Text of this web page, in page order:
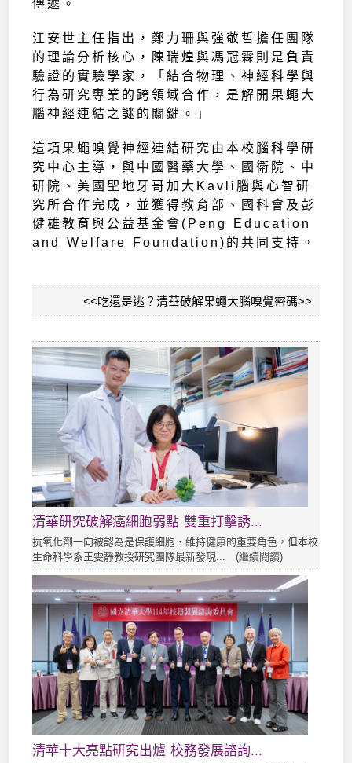
傳遞。
江安世主任指出，鄭力珊與強敬哲擔任團隊
的理論分析核心，陳瑞煌與馮冠霖則是負責
驗證的實驗學家，「結合物理、神經科學與
行為研究專業的跨領域合作，是解開果蠅大
腦神經連結之謎的關鍵。」
這項果蠅嗅覺神經連結研究由本校腦科學研
究中心主導，與中國醫藥大學、國衛院、中
研院、美國聖地牙哥加大Kavli腦與心智研
究所合作完成，並獲得教育部、國科會及彭
健雄教育與公益基金會(Peng Education
and Welfare Foundation)的共同支持。
<<吃還是逃？清華破解果蠅大腦嗅覺密碼>>
清華研究破解癌細胞弱點 雙重打擊誘...
抗氧化劑一向被認為是保護細胞、維持健康的重要角色，但本校
生命科學系王雯靜教授研究團隊最新發現... (繼續閱讀)
清華十大亮點研究出爐 校務發展諮詢...